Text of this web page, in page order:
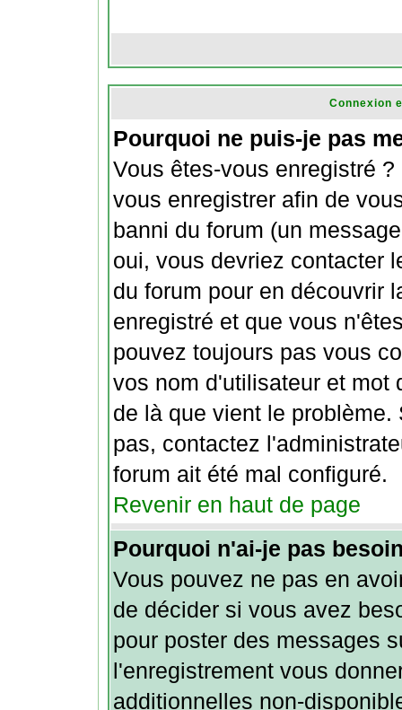
Connexion
Pourquoi ne puis-je pas
Vous êtes-vous enregistré
vous enregistrer afin de
banni du forum (un
oui, vous devriez contacter
du forum pour en découvrir
enregistré et que vous
pouvez toujours pas vous
vos nom d'utilisateur et mot
de là que vient le
pas, contactez
forum ait été mal configuré.
Revenir en haut de page
Pourquoi n'ai-je pas
Vous pouvez ne pas en
de décider si vous avez
pour poster des messages
l'enregistrement vous
additionnelles non-